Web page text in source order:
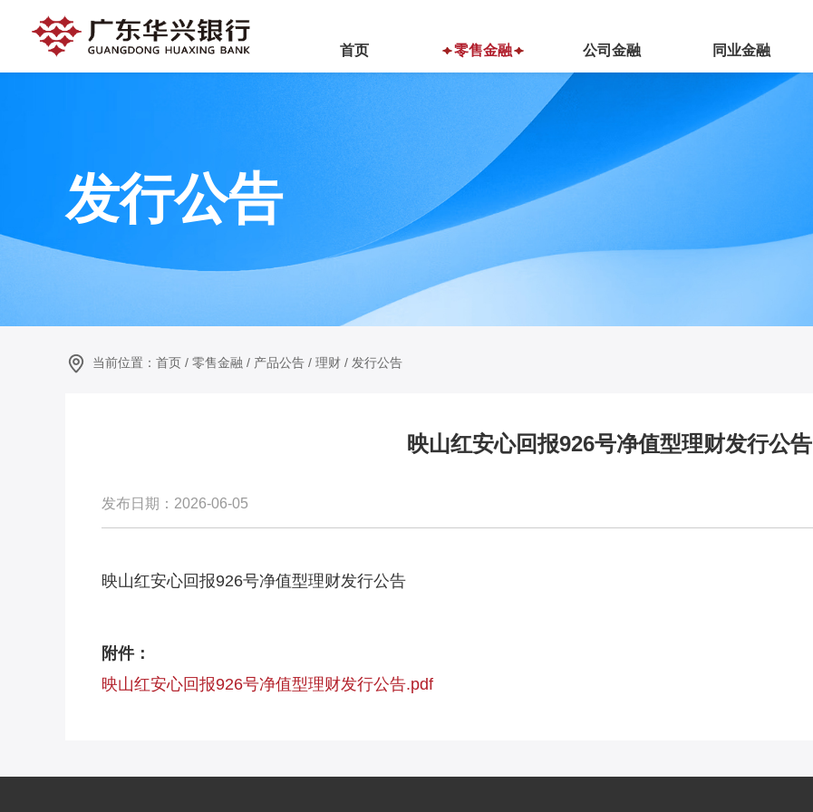
首页 零售金融 公司金融 同业金融
发行公告
当前位置： 首页 / 零售金融 / 产品公告 / 理财 / 发行公告
映山红安心回报926号净值型理财发行公告
发布日期：2026-06-05
映山红安心回报926号净值型理财发行公告
附件：
映山红安心回报926号净值型理财发行公告.pdf